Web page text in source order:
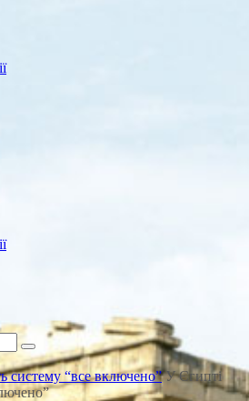
систему “все включено” У Єгипті